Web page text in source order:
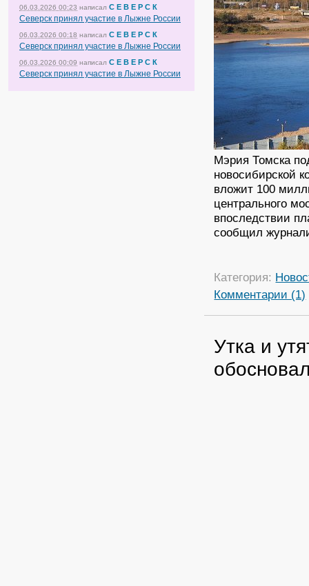
06.03.2026 00:23 написал С Е В Е Р С К
Северск принял участие в Лыжне России
06.03.2026 00:18 написал С Е В Е Р С К
Северск принял участие в Лыжне России
06.03.2026 00:09 написал С Е В Е Р С К
Северск принял участие в Лыжне России
Мэрия Томска
новосибирской
вложит 100
центрального
впоследствии
сообщил
Категория:
Комментарии (1)
Утка и